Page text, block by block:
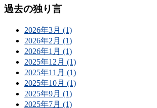
過去の独り言
2026年3月 (1)
2026年2月 (1)
2026年1月 (1)
2025年12月 (1)
2025年11月 (1)
2025年10月 (1)
2025年9月 (1)
2025年7月 (1)